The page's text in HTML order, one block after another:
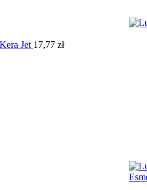
Jet 17,77 zł